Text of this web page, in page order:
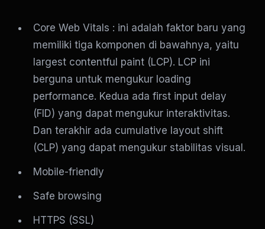
Core Web Vitals : ini adalah faktor baru yang
memiliki tiga komponen di bawahnya, yaitu
largest contentful paint (LCP). LCP ini
berguna untuk mengukur loading
performance. Kedua ada first input delay
(FID) yang dapat mengukur interaktivitas.
Dan terakhir ada cumulative layout shift
(CLP) yang dapat mengukur stabilitas visual.
Mobile-friendly
Safe browsing
HTTPS (SSL)